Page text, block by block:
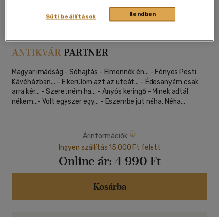
Magyar imádság - Sóhajtás - Elmennék én... - Fényes Pesti
Kávéházban... - Elkerülöm azt az utcát... - Édesanyám csak
arra kér... - Szeretném ha... - Anyós keringő - Minek adtál
nékem...- Volt egyszer egy... - Eszembe jut néha. Néha...
Árinformációk
Ingyen szállítás 15 000 Ft felett
Online ár: 4 990 Ft
Kosárba
Rendben
Süti beállítások